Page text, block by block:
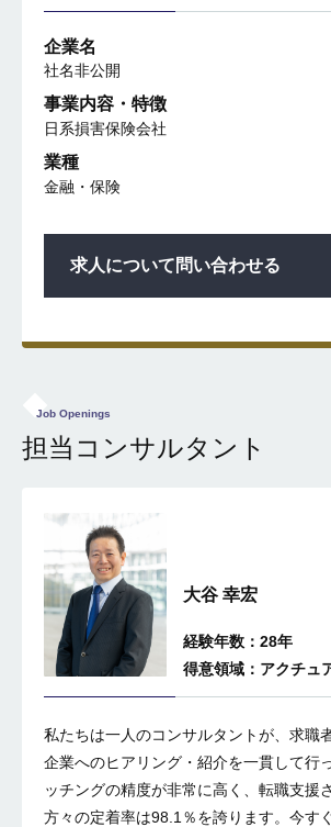
企業名
社名非公開
事業内容・特徴
日系損害保険会社
業種
金融・保険
求人について問い合わせる
Job Openings
担当コンサルタント
大谷 幸宏
経験年数：28年
得意領域：アクチュ
私たちは一人のコンサルタントが、求職
企業へのヒアリング・紹介を一貫して行
ッチングの精度が非常に高く、転職支援
方々の定着率は98.1％を誇ります。今す